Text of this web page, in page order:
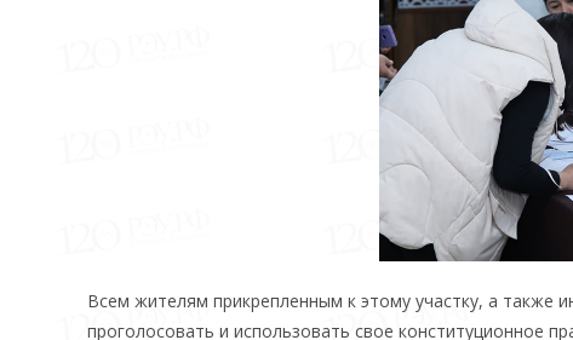
Всем жителям прикрепленным к этому участку, а также
проголосовать и использовать свое конституционное